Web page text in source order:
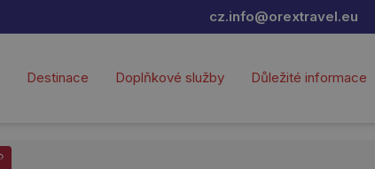
cz.info@orextravel.eu
Destinace Doplňkové služby Důležité informace